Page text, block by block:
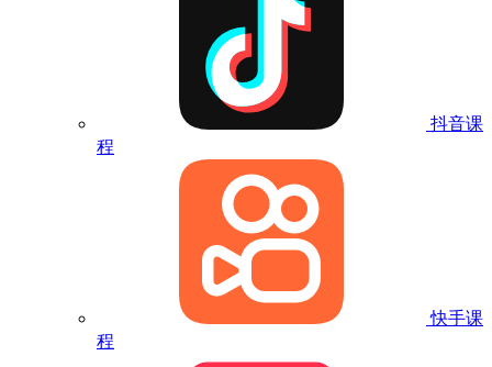
抖音课
程
快手课
程